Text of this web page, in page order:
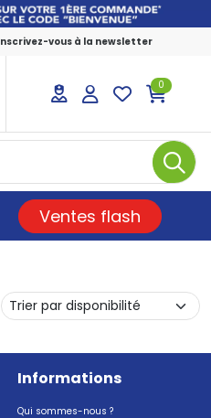
vous à la newsletter
Votre pharmacie en
0
Ventes flash
Informations
Qui sommes-nous ?